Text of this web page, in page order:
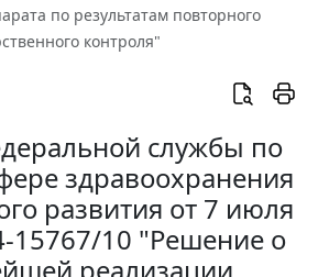
по результатам повторного
контроля"
службы по
здравоохранения
развития от 7 июля
15767/10 "Решение о